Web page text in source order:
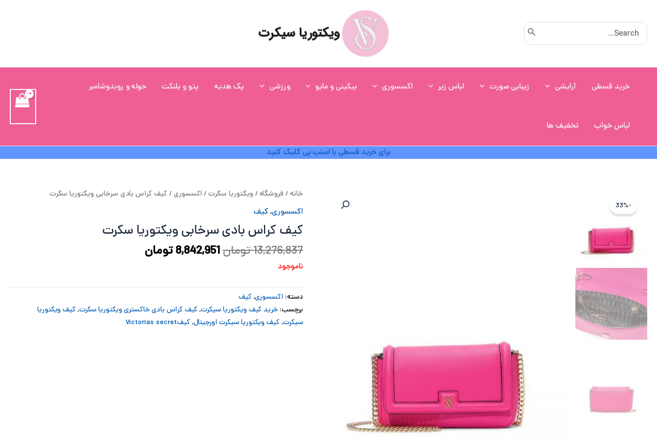
Search
for:
ویکتوریا سیکرت
خرید قسطی آرایشی زیبایی صورت لباس زیر اکسسوری بیکینی و مایو ورزشی پک هدیه پتو و بلنکت حوله و روبدوشامبر
لباس خواب تخفیف ها
برای خرید قسطی با اسنپ پی کلیک کنید
-33%
خانه /فروشگاه/ویکتوریا سکرت/ اکسسوری / کیف کراس بادی سرخابی ویکتوریا سکرت
اکسسوری,کیف
کیف کراس بادی سرخابی ویکتوریا سکرت
13,276,837تومان
قیمت
بود.
8,842,951تومان
قیمت
است.
ناموجود
دسته: اکسسوری, کیف
برچسب: خرید کیف ویکتوریا سیکرت, کیف کراس بادی خاکستری ویکتوریا سکرت, کیف ویکتوریا
سیکرت, کیف ویکتوریا سیکرت اورجینال, کیفVictorias secret